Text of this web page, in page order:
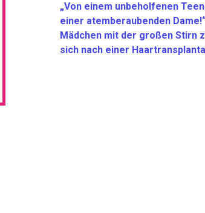
„Von einem unbeholfenen
einer atemberaubenden
Mädchen mit der großen Stirn
sich nach einer